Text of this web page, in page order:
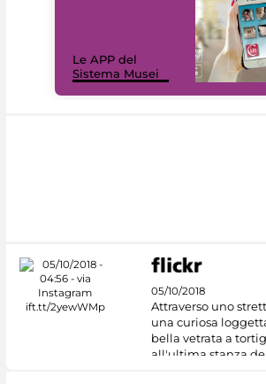
Le APP del
Sistema Musei
05/10/2018
Attraverso uno
una curiosa
bella vetrata a
all'ultima stanza